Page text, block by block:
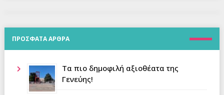
ΠΡΟΣΦΑΤΑ ΑΡΘΡΑ
Τα πιο δημοφιλή αξιοθέατα της
Γενεύης!